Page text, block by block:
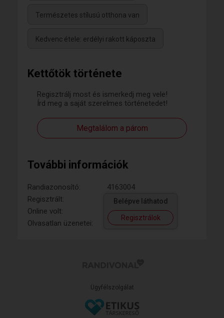
Kettőtök története
Regisztrálj most és ismerkedj meg vele!
Írd meg a saját szerelmes történetedet!
Megtalálom a párom
További információk
Randiazonosító:
4163004
Regisztrált:
Online volt:
Olvasatlan üzenetei:
Belépve láthatod
Regisztrálok
Természetes stílusú otthona van
Kedvenc étele: erdélyi rakott káposzta
Ügyfélszolgálat